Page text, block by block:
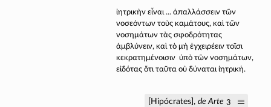
ἰητρικὴν εἶναι ... ἀπαλλάσσειν τῶν
νοσεόντων τοὺς καμάτους, καὶ τῶν
νοσημάτων τὰς σφοδρότητας
ἀμβλύνειν, καὶ τὸ μὴ ἐγχειρέειν τοῖσι
κεκρατημένοισιν ὑπὸ τῶν νοσημάτων,
εἰδότας ὅτι ταῦτα οὐ δύναται ἰητρική.
[Hipócrates],de Arte 3